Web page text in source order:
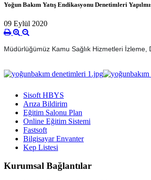
Yoğun Bakım Yatış Endikasyonu Denetimleri
09 Eylül 2020
Müdürlüğümüz Kamu Sağlık Hizmetleri İzleme,
Sisoft HBYS
Arıza Bildirim
Eğitim Salonu Plan
Online Eğitim Sistemi
Fastsoft
Bilgisayar Envanter
Kep Listesi
Kurumsal Bağlantılar